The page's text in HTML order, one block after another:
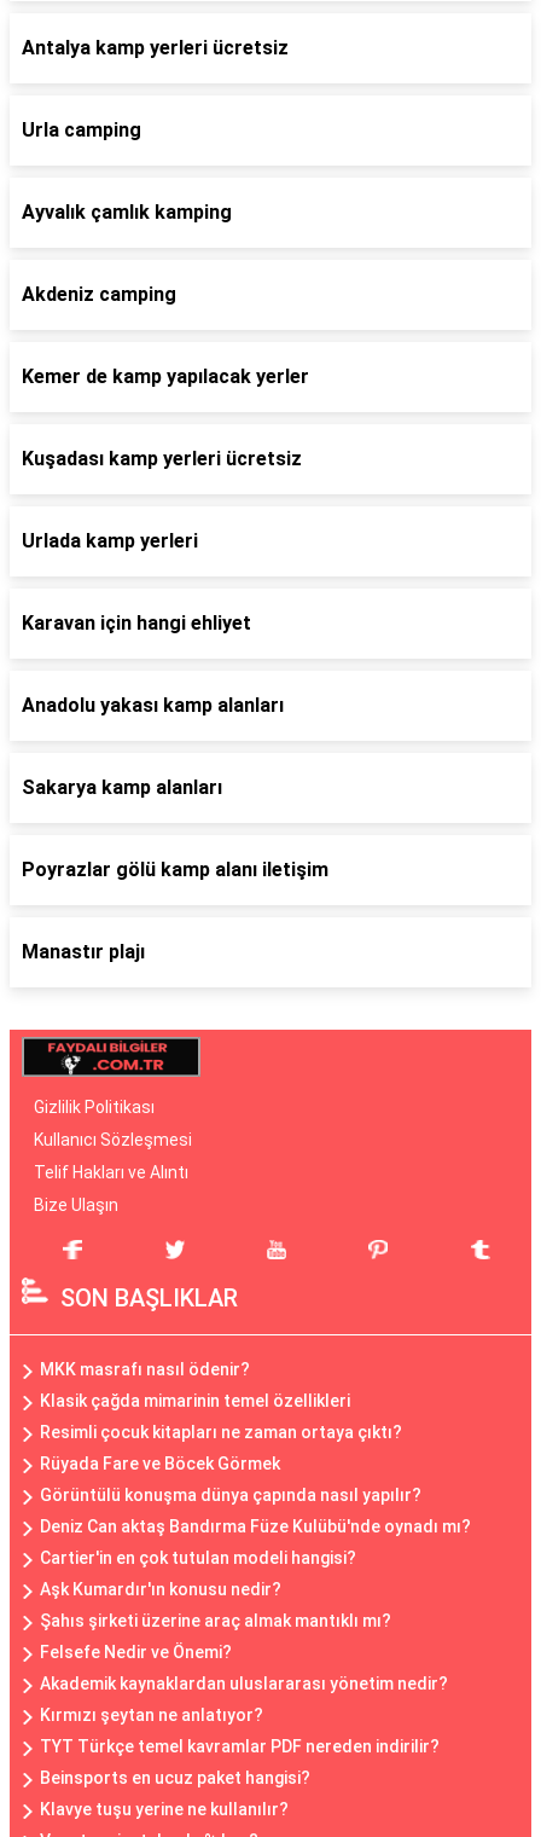
Antalya kamp yerleri ücretsiz
Urla camping
Ayvalık çamlık kamping
Akdeniz camping
Kemer de kamp yapılacak yerler
Kuşadası kamp yerleri ücretsiz
Urlada kamp yerleri
Karavan için hangi ehliyet
Anadolu yakası kamp alanları
Sakarya kamp alanları
Poyrazlar gölü kamp alanı iletişim
Manastır plajı
Gizlilik Politikası
Kullanıcı Sözleşmesi
Telif Hakları ve Alıntı
Bize Ulaşın
SON BAŞLIKLAR
MKK masrafı nasıl ödenir?
Klasik çağda mimarinin temel özellikleri
Resimli çocuk kitapları ne zaman ortaya çıktı?
Rüyada Fare ve Böcek Görmek
Görüntülü konuşma dünya çapında nasıl yapılır?
Deniz Can aktaş Bandırma Füze Kulübü'nde oynadı mı?
Cartier'in en çok tutulan modeli hangisi?
Aşk Kumardır'ın konusu nedir?
Şahıs şirketi üzerine araç almak mantıklı mı?
Felsefe Nedir ve Önemi?
Akademik kaynaklardan uluslararası yönetim nedir?
Kırmızı şeytan ne anlatıyor?
TYT Türkçe temel kavramlar PDF nereden indirilir?
Beinsports en ucuz paket hangisi?
Klavye tuşu yerine ne kullanılır?